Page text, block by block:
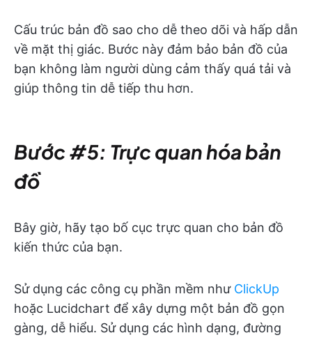
Cấu trúc bản đồ sao cho dễ theo dõi và hấp dẫn
về mặt thị giác. Bước này đảm bảo bản đồ của
bạn không làm người dùng cảm thấy quá tải và
giúp thông tin dễ tiếp thu hơn.
Bước #5: Trực quan hóa bản
đồ
Bây giờ, hãy tạo bố cục trực quan cho bản đồ
kiến thức của bạn.
Sử dụng các công cụ phần mềm như ClickUp
hoặc Lucidchart để xây dựng một bản đồ gọn
gàng, dễ hiểu. Sử dụng các hình dạng, đường